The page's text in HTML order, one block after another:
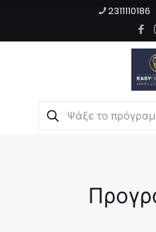
2311110186